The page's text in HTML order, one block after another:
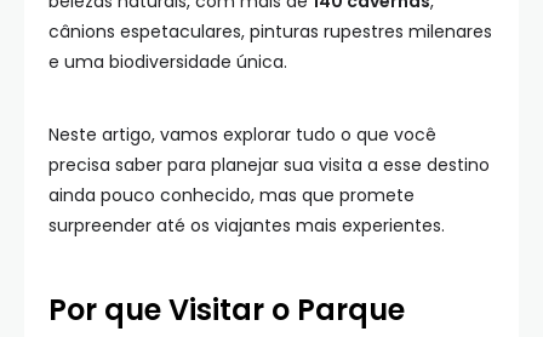
cânions espetaculares, pinturas rupestres milenares
e uma biodiversidade única.
Neste artigo, vamos explorar tudo o que você
precisa saber para planejar sua visita a esse destino
ainda pouco conhecido, mas que promete
surpreender até os viajantes mais experientes.
Por que Visitar o Parque